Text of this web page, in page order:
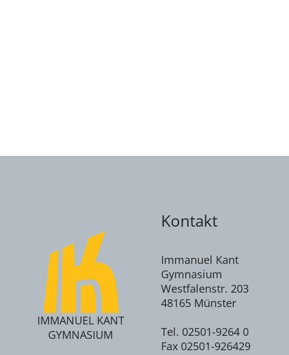
IMMANUEL KANT
GYMNASIUM
Kontakt
Immanuel Kant
Gymnasium
Westfalenstr. 203
48165 Münster
Tel. 02501-9264 0
Fax 02501-926429